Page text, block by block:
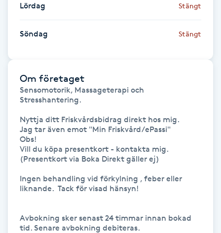
Gelenaglar
Gellack med förstärkning
Gravidmassage
Gravidyoga
Gruppträning
Lördag Stängt
Söndag Stängt
Om företaget
Sensomotorik, Massageterapi och
Stresshantering.
Nyttja ditt Friskvårdsbidrag direkt hos mig.
Jag tar även emot "Min Friskvård/ePassi"
Obs!
Vill du köpa presentkort - kontakta mig.
(Presentkort via Boka Direkt gäller ej)
Ingen behandling vid förkylning , feber eller
liknande.  Tack för visad hänsyn!
Avbokning sker senast 24 timmar innan bokad
tid. Senare avbokning debiteras.